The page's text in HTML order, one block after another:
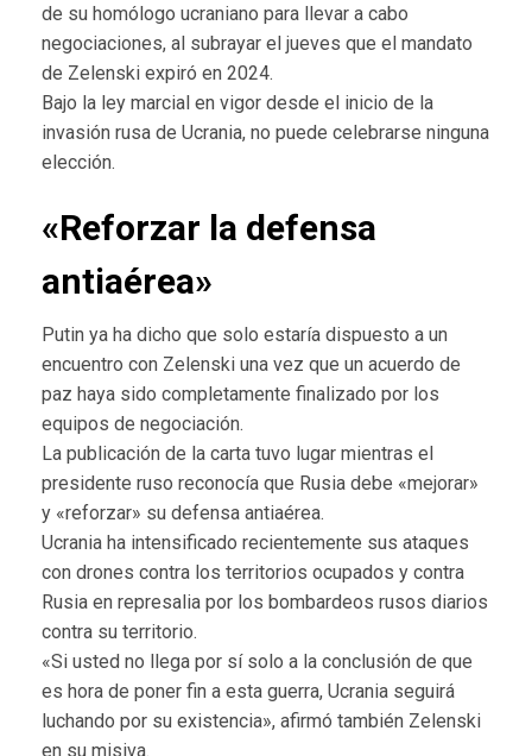
de su homólogo ucraniano para llevar a cabo
negociaciones, al subrayar el jueves que el mandato
de Zelenski expiró en 2024.
Bajo la ley marcial en vigor desde el inicio de la
invasión rusa de Ucrania, no puede celebrarse ninguna
elección.
«Reforzar la defensa
antiaérea»
Putin ya ha dicho que solo estaría dispuesto a un
encuentro con Zelenski una vez que un acuerdo de
paz haya sido completamente finalizado por los
equipos de negociación.
La publicación de la carta tuvo lugar mientras el
presidente ruso reconocía que Rusia debe «mejorar»
y «reforzar» su defensa antiaérea.
Ucrania ha intensificado recientemente sus ataques
con drones contra los territorios ocupados y contra
Rusia en represalia por los bombardeos rusos diarios
contra su territorio.
«Si usted no llega por sí solo a la conclusión de que
es hora de poner fin a esta guerra, Ucrania seguirá
luchando por su existencia», afirmó también Zelenski
en su misiva.